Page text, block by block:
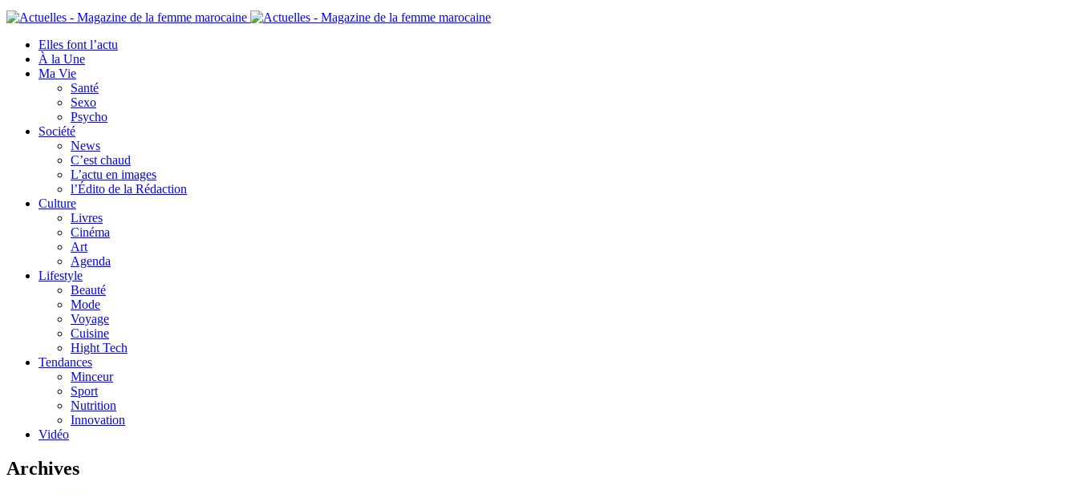
Elles font l’actu
À la Une
Ma Vie
Santé
Sexo
Psycho
Société
News
C’est chaud
L’actu en images
l’Édito de la Rédaction
Culture
Livres
Cinéma
Art
Agenda
Lifestyle
Beauté
Mode
Voyage
Cuisine
Hight Tech
Tendances
Minceur
Sport
Nutrition
Innovation
Vidéo
Archives